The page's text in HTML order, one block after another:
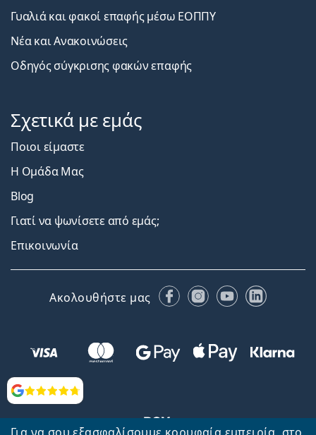
Αξιολογήσεις
Γυαλιά και φακοί επαφής μέσω ΕΟΠΠΥ
Νέα και Ανακοινώσεις
Οδηγός σύγκρισης φακών επαφής
Σχετικά με εμάς
Ποιοι είμαστε
Η Ομάδα Μας
Blog
Γιατί να ψωνίσετε από εμάς;
Επικοινωνία
Ακολουθήστε μας FacebookInstagram
YouTubeLinkedIn